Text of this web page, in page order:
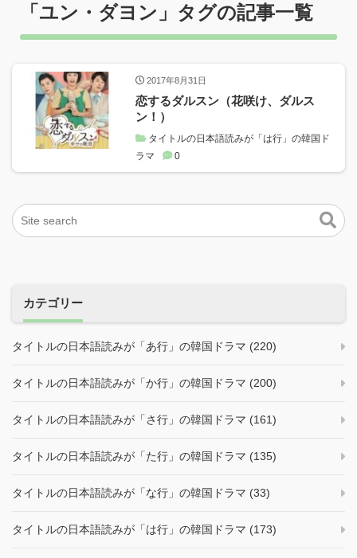
「ユン・ダヨン 」タグの記事一覧
2017年8月31日
恋するダルスン（花咲け、ダルス
ン！）
タイトルの日本語読みが「は行」の韓国ド
ラマ
0
カテゴリー
タイトルの日本語読みが「あ行」の韓国ドラマ (220)
タイトルの日本語読みが「か行」の韓国ドラマ (200)
タイトルの日本語読みが「さ行」の韓国ドラマ (161)
タイトルの日本語読みが「た行」の韓国ドラマ (135)
タイトルの日本語読みが「な行」の韓国ドラマ (33)
タイトルの日本語読みが「は行」の韓国ドラマ (173)